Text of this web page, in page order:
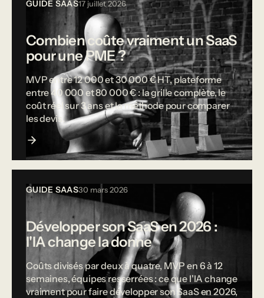
GUIDE SAAS17 juillet 2026
Combien coûte vraiment un SaaS
pour une PME ?
MVP entre 12 000 et 30 000 € HT, plateforme
entre 40 000 et 80 000 € : la grille complète, le
coût réel sur 3 ans et la méthode pour comparer
les devis.
GUIDE SAAS30 mars 2026
Développer son SaaS en 2026 :
l'IA change la donne
Coûts divisés par deux à quatre, MVP en 6 à 12
semaines, équipes resserrées : ce que l'IA change
vraiment pour faire développer son SaaS en 2026,